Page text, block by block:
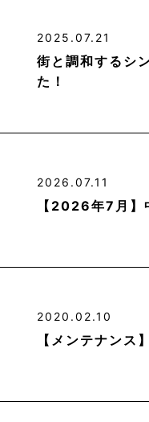
2025.07.21
街と調和するシ
た！
2026.07.11
【2026年7月】
2020.02.10
【メンテナン